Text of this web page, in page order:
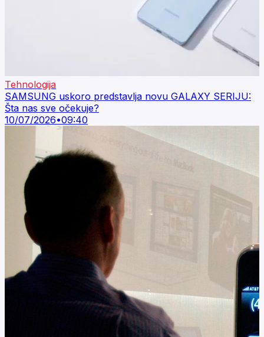
Tehnologija
SAMSUNG uskoro predstavlja novu GALAXY SERIJU:
Šta nas sve očekuje?
10/07/2026•09:40